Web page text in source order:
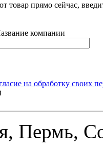
товар прямо сейчас,
компании
на обработку своих
Пермь,